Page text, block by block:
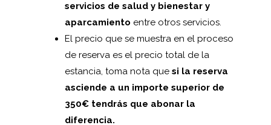
servicios de salud y bienestar y
aparcamiento entre otros servicios.
El precio que se muestra en el proceso
de reserva es el precio total de la
estancia, toma nota que si la reserva
asciende a un importe superior de
350€ tendrás que abonar la
diferencia.